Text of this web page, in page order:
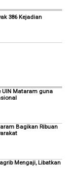
386 Kejadian
UIN Mataram guna
Bagikan Ribuan
Mengaji, Libatkan